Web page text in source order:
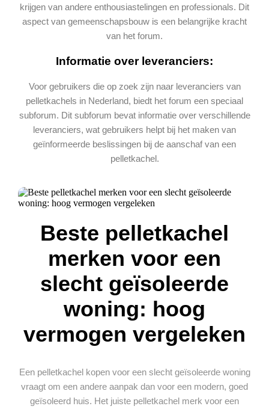
krijgen van andere enthousiastelingen en professionals. Dit
aspect van gemeenschapsbouw is een belangrijke kracht
van het forum.
Informatie over leveranciers:
Voor gebruikers die op zoek zijn naar leveranciers van
pelletkachels in Nederland, biedt het forum een speciaal
subforum. Dit subforum bevat informatie over verschillende
leveranciers, wat gebruikers helpt bij het maken van
geïnformeerde beslissingen bij de aanschaf van een
pelletkachel.
Beste pelletkachel
merken voor een
slecht geïsoleerde
woning: hoog
vermogen vergeleken
Een pelletkachel kopen voor een slecht geïsoleerde woning
vraagt om een andere aanpak dan voor een modern, goed
geïsoleerd huis. Het juiste pelletkachel merk voor een